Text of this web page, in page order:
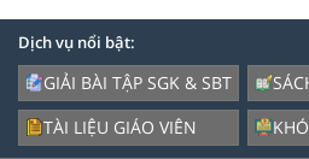
Dịch vụ nổi bật:
GIẢI BÀI TẬP SGK & SBT
TÀI LIỆU GIÁO VIÊN